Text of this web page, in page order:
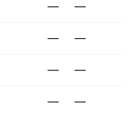
— —
— —
— —
— —